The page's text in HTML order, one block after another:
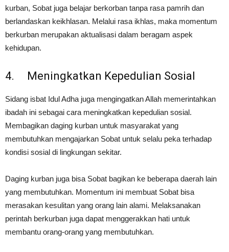
kurban, Sobat juga belajar berkorban tanpa rasa pamrih dan
berlandaskan keikhlasan. Melalui rasa ikhlas, maka momentum
berkurban merupakan aktualisasi dalam beragam aspek
kehidupan.
4. Meningkatkan Kepedulian Sosial
Sidang isbat Idul Adha juga mengingatkan Allah memerintahkan
ibadah ini sebagai cara meningkatkan kepedulian sosial.
Membagikan daging kurban untuk masyarakat yang
membutuhkan mengajarkan Sobat untuk selalu peka terhadap
kondisi sosial di lingkungan sekitar.
Daging kurban juga bisa Sobat bagikan ke beberapa daerah lain
yang membutuhkan. Momentum ini membuat Sobat bisa
merasakan kesulitan yang orang lain alami. Melaksanakan
perintah berkurban juga dapat menggerakkan hati untuk
membantu orang-orang yang membutuhkan.